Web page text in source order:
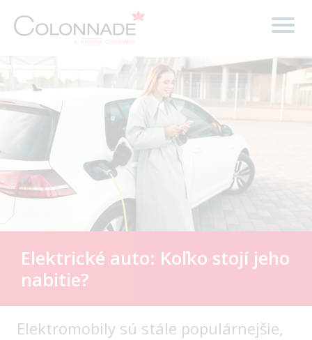
Elektrické auto: Koľko stojí jeho
nabitie?
Elektromobily sú stále populárnejšie,